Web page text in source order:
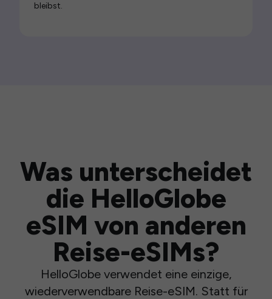
bleibst.
Was unterscheidet
die HelloGlobe
eSIM von anderen
Reise-eSIMs?
HelloGlobe verwendet eine einzige,
wiederverwendbare Reise-eSIM. Statt für